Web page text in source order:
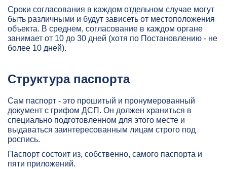
Сроки согласования в каждом отдельном случае могут
быть различными и будут зависеть от местоположения
объекта. В среднем, согласование в каждом органе
занимает от 10 до 30 дней (хотя по Постановлению - не
более 10 дней).
Структура паспорта
Сам паспорт - это прошитый и пронумерованный
документ с грифом ДСП. Он должен храниться в
специально подготовленном для этого месте и
выдаваться заинтересованным лицам строго под
роспись.
Паспорт состоит из, собственно, самого паспорта и
пяти приложений.